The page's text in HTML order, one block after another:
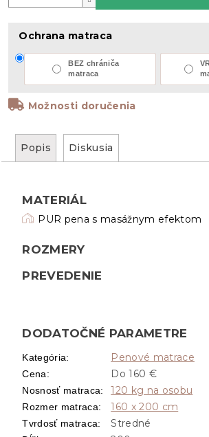
Ochrana matraca
BEZ chrániča
matraca
Možnosti doručenia
Popis Diskusia
MATERIÁL
PUR pena s masážnym efektom
ROZMERY
PREVEDENIE
DODATOČNÉ PARAMETRE
Kategória: Penové matrace
Cena: Do 160 €
Nosnosť matraca: 120 kg na osobu
Rozmer matraca: 160 x 200 cm
Tvrdosť matraca: Stredné